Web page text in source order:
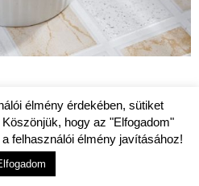
A mikró a legjobb
élmény érdekében, sütiket
hogy az "Elfogadom"
felhasználói élmény javításához!